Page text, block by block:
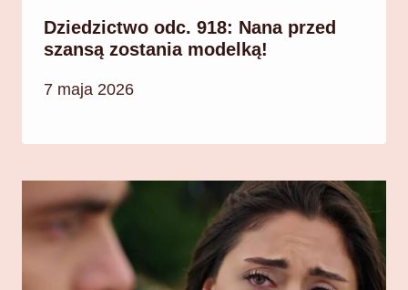
Dziedzictwo odc. 918: Nana przed
szansą zostania modelką!
7 maja 2026